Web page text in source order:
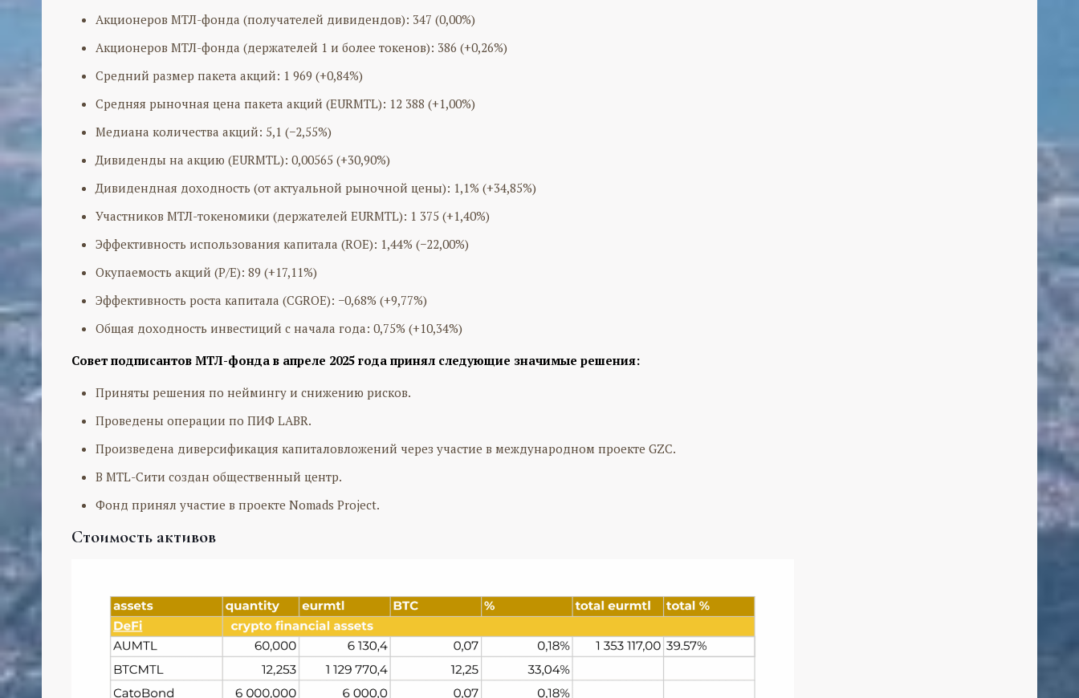
Акционеров МТЛ-фонда (получателей дивидендов): 347 (0,00%)
Акционеров МТЛ-фонда (держателей 1 и более токенов): 386 (+0,26%)
Средний размер пакета акций: 1 969 (+0,84%)
Средняя рыночная цена пакета акций (EURMTL): 12 388 (+1,00%)
Медиана количества акций: 5,1 (−2,55%)
Дивиденды на акцию (EURMTL): 0,00565 (+30,90%)
Дивидендная доходность (от актуальной рыночной цены): 1,1% (+34,85%)
Участников МТЛ-токеномики (держателей EURMTL): 1 375 (+1,40%)
Эффективность использования капитала (ROE): 1,44% (−22,00%)
Окупаемость акций (P/E): 89 (+17,11%)
Эффективность роста капитала (CGROE): −0,68% (+9,77%)
Общая доходность инвестиций с начала года: 0,75% (+10,34%)
Совет подписантов МТЛ-фонда в апреле 2025 года принял следующие значимые решения:
Приняты решения по неймингу и снижению рисков.
Проведены операции по ПИФ LABR.
Произведена диверсификация капиталовложений через участие в международном проекте GZC.
В MTL-Сити создан общественный центр.
Фонд принял участие в проекте Nomads Project.
Стоимость активов